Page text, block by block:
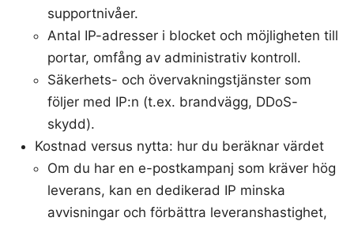
supportnivåer.
Antal IP-adresser i blocket och möjligheten till
portar, omfång av administrativ kontroll.
Säkerhets- och övervakningstjänster som
följer med IP:n (t.ex. brandvägg, DDoS-
skydd).
Kostnad versus nytta: hur du beräknar värdet
Om du har en e-postkampanj som kräver hög
leverans, kan en dedikerad IP minska
avvisningar och förbättra leveranshastighet,